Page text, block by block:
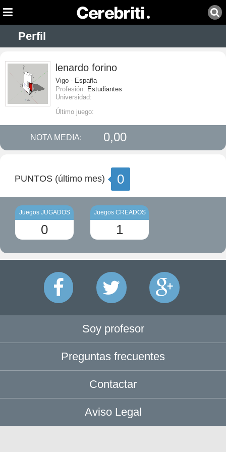
Perfil
lenardo forino
Vigo - España
Profesión: Estudiantes
Universidad:
Último juego:
NOTA MEDIA: 0,00
PUNTOS (último mes) 0
Juegos JUGADOS
0
Juegos CREADOS
1
Soy profesor
Preguntas frecuentes
Contactar
Aviso Legal